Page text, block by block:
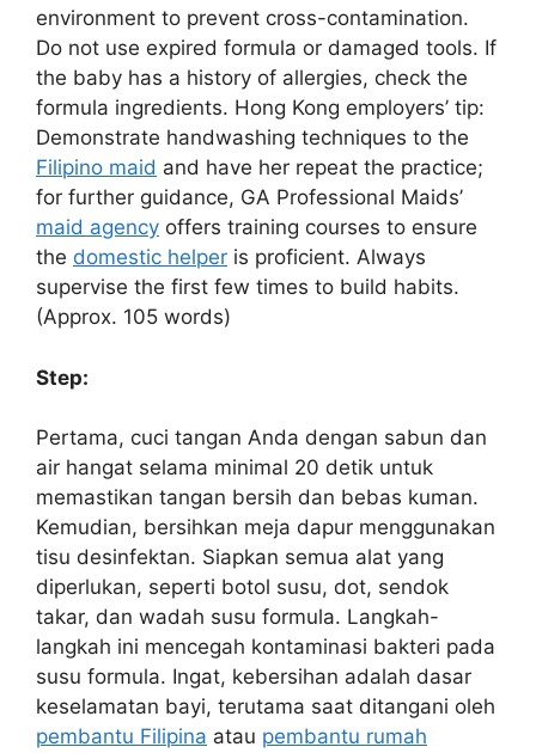
environment to prevent cross-contamination.
Do not use expired formula or damaged tools. If
the baby has a history of allergies, check the
formula ingredients. Hong Kong employers’ tip:
Demonstrate handwashing techniques to the
Filipino maid and have her repeat the practice;
for further guidance, GA Professional Maids’
maid agency offers training courses to ensure
the domestic helper is proficient. Always
supervise the first few times to build habits.
(Approx. 105 words)
Step:
Pertama, cuci tangan Anda dengan sabun dan
air hangat selama minimal 20 detik untuk
memastikan tangan bersih dan bebas kuman.
Kemudian, bersihkan meja dapur menggunakan
tisu desinfektan. Siapkan semua alat yang
diperlukan, seperti botol susu, dot, sendok
takar, dan wadah susu formula. Langkah-
langkah ini mencegah kontaminasi bakteri pada
susu formula. Ingat, kebersihan adalah dasar
keselamatan bayi, terutama saat ditangani oleh
pembantu Filipina atau pembantu rumah